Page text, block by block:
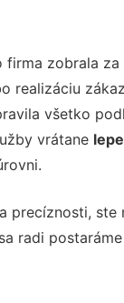
firma zobrala za
realizáciu
všetko
vrátane
precíznosti, ste
radi